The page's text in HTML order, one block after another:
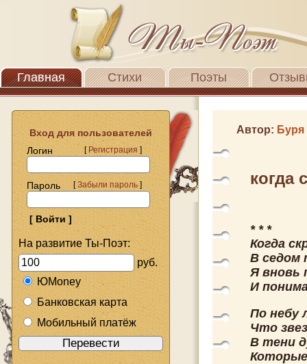
Главная Стихи Поэты
Вход для пользователей
Логин
[Регистрация]
Пароль [Забыли пароль]
На развитие Ты-Поэт:
руб.
ЮMoney
Банковская карта
Мобильный платёж
Автор:
когда
* * *
Когда
В седом
Я вновь
И
По небу
Что
В тени